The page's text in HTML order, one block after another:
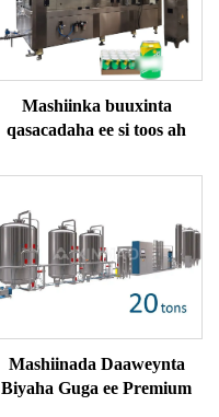
Mashiinka buuxinta
qasacadaha ee si toos ah
kaarboonada leh
Mashiinada Daaweynta
Biyaha Guga ee Premium